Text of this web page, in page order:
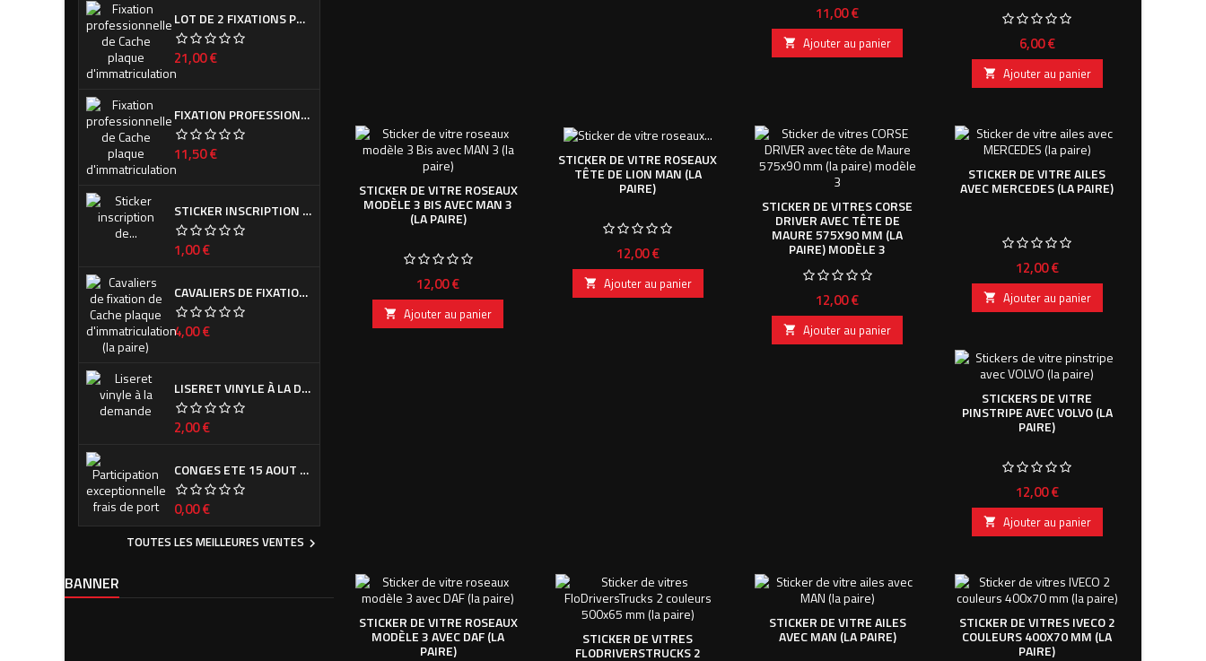
LOT DE 2 FIXATIONS PROFESSIONNELLES DE CACHE PLAQUE D'IMMATRICULATION
Prix
21,00 €
FIXATION PROFESSIONNELLE DE CACHE PLAQUE D'IMMATRICULATION
Prix
11,50 €
STICKER INSCRIPTION DE CALANDRE PEUGEOT POUR 308 PHASE I ET II
Prix
1,00 €
CAVALIERS DE FIXATION DE CACHE PLAQUE D'IMMATRICULATION (LA PAIRE)
Prix
4,00 €
LISERET VINYLE À LA DEMANDE
Prix
2,00 €
CONGES ETE 15 AOUT - 7 SEPTEMBRE
Prix
0,00 €
TOUTES LES MEILLEURES VENTES 
BANNER
Prix
11,00 €
 Ajouter au panier Prix
6,00 €
 Ajouter au panier
STICKER DE VITRE ROSEAUX
MODÈLE 3 BIS AVEC MAN 3
(LA PAIRE)
Prix
12,00 €
 Ajouter au panier
STICKER DE VITRE ROSEAUX
TÊTE DE LION MAN (LA
PAIRE)
Prix
12,00 €
 Ajouter au panier
STICKER DE VITRES CORSE
DRIVER AVEC TÊTE DE
MAURE 575X90 MM (LA
PAIRE) MODÈLE 3
Prix
12,00 €
 Ajouter au panier
STICKER DE VITRE AILES
AVEC MERCEDES (LA PAIRE)
Prix
12,00 €
 Ajouter au panier
STICKERS DE VITRE
PINSTRIPE AVEC VOLVO (LA
PAIRE)
Prix
12,00 €
 Ajouter au panier
STICKER DE VITRE ROSEAUX
MODÈLE 3 AVEC DAF (LA
PAIRE)
STICKER DE VITRES
FLODRIVERSTRUCKS 2
STICKER DE VITRE AILES
AVEC MAN (LA PAIRE)
STICKER DE VITRES IVECO 2
COULEURS 400X70 MM (LA
PAIRE)